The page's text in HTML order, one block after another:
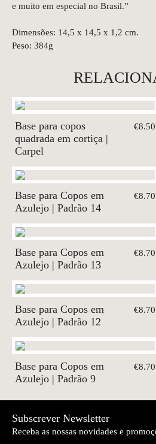
e muito em especial no Brasil.”
Dimensões: 14,5 x 14,5 x 1,2 cm.
Peso: 384g
Base para copos
quadrada em cortiça |
Carpel
€8.50
Base para Copos em
Azulejo | Padrão 14
€8.70
Base para Copos em
Azulejo | Padrão 13
€8.70
Base para Copos em
Azulejo | Padrão 12
€8.70
Base para Copos em
Azulejo | Padrão 9
€8.70
Subscrever Newsletter
Receba as nossas novidades e